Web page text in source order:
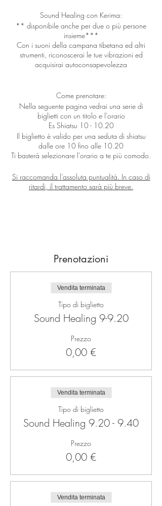
Sound Healing con Kerima:
** disponibile anche per due o più persone
insieme***
Con i suoni della campana tibetana ed altri
strumenti, riconoscerai le tue vibrazioni ed
acquisirai autoconsapevolezza
Come prenotare:
Nella seguente pagina vedrai una serie di
biglietti con un titolo e l'orario
Es Shiatsu 10 - 10.20
Il biglietto è valido per una seduta di shiatsu
dalle ore 10 fino alle 10.20
Ti basterà selezionare l'orario a te più comodo.
Si raccomanda l'assoluta puntualità. In caso di
ritardi, il trattamento sarà più breve.
Prenotazioni
Vendita terminata
Tipo di biglietto
Sound Healing 9-9.20
Prezzo
0,00 €
Vendita terminata
Tipo di biglietto
Sound Healing 9.20 - 9.40
Prezzo
0,00 €
Vendita terminata